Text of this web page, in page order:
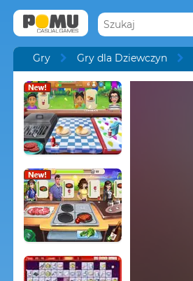
Gry Gry dla Dziewczyn